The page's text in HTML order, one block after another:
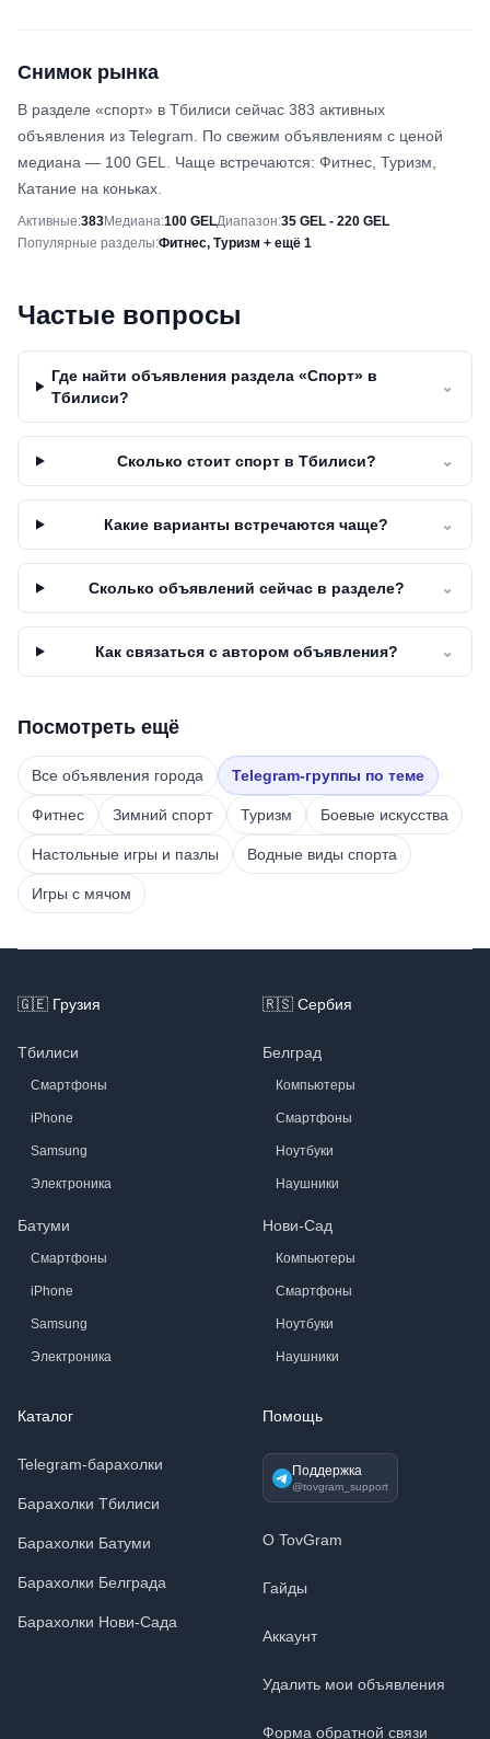
Снимок рынка
В разделе «спорт» в Тбилиси сейчас 383 активных
объявления из Telegram. По свежим объявлениям с ценой
медиана — 100 GEL. Чаще встречаются: Фитнес, Туризм,
Катание на коньках.
Снимок рынка
Активные:383Медиана:100 GELДиапазон:35 GEL - 220 GEL
Популярные разделы:Фитнес, Туризм + ещё 1
Частые вопросы
Где найти объявления раздела «Спорт» в
Тбилиси?
⌄
Сколько стоит спорт в Тбилиси? ⌄
Какие варианты встречаются чаще? ⌄
Сколько объявлений сейчас в разделе? ⌄
Как связаться с автором объявления? ⌄
Посмотреть ещё
Все объявления города Telegram-группы по теме
Фитнес Зимний спорт Туризм Боевые искусства
Настольные игры и пазлы Водные виды спорта
Игры с мячом
🇬🇪 Грузия
Тбилиси
Смартфоны
iPhone
Samsung
Электроника
Батуми
Смартфоны
iPhone
Samsung
Электроника
🇷🇸 Сербия
Белград
Компьютеры
Смартфоны
Ноутбуки
Наушники
Нови-Сад
Компьютеры
Смартфоны
Ноутбуки
Наушники
Каталог
Telegram-барахолки
Барахолки Тбилиси
Барахолки Батуми
Барахолки Белграда
Барахолки Нови-Сада
Помощь
Поддержка
@tovgram_support
О TovGram
Гайды
Аккаунт
Удалить мои объявления
Форма обратной связи